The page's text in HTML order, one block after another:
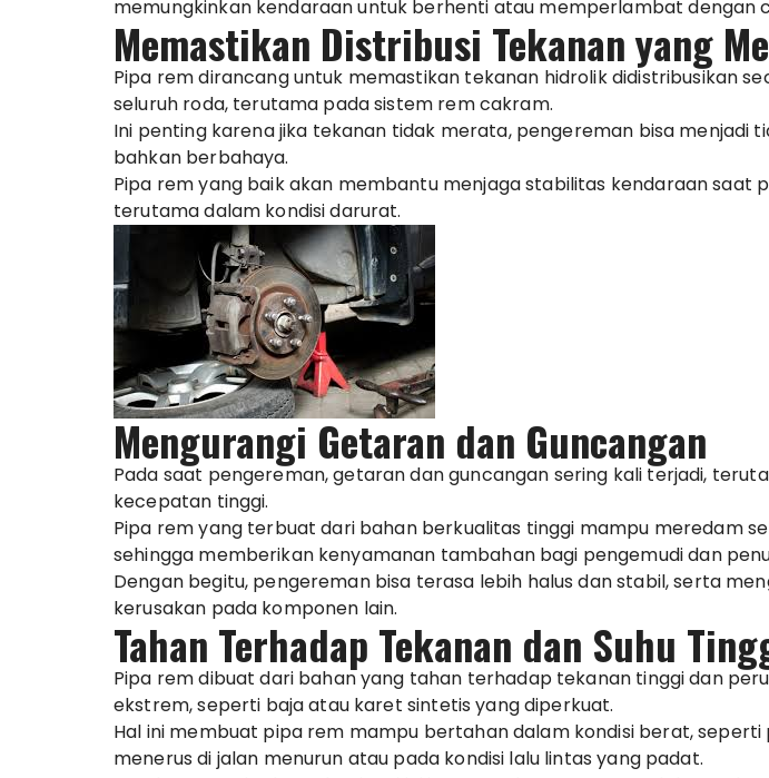
memungkinkan kendaraan untuk berhenti atau memperlambat dengan
Memastikan Distribusi Tekanan yang
Pipa rem dirancang untuk memastikan tekanan hidrolik didistribusikan
seluruh roda, terutama pada sistem rem cakram.
Ini penting karena jika tekanan tidak merata, pengereman bisa menjadi
bahkan berbahaya.
Pipa rem yang baik akan membantu menjaga stabilitas kendaraan saat
terutama dalam kondisi darurat.
Mengurangi Getaran dan Guncangan
Pada saat pengereman, getaran dan guncangan sering kali terjadi,
kecepatan tinggi.
Pipa rem yang terbuat dari bahan berkualitas tinggi mampu meredam
sehingga memberikan kenyamanan tambahan bagi pengemudi dan
Dengan begitu, pengereman bisa terasa lebih halus dan stabil, serta
kerusakan pada komponen lain.
Tahan Terhadap Tekanan dan Suhu
Pipa rem dibuat dari bahan yang tahan terhadap tekanan tinggi dan
ekstrem, seperti baja atau karet sintetis yang diperkuat.
Hal ini membuat pipa rem mampu bertahan dalam kondisi berat,
menerus di jalan menurun atau pada kondisi lalu lintas yang padat.